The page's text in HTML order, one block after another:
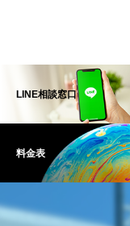
LINE相談窓口
料金表